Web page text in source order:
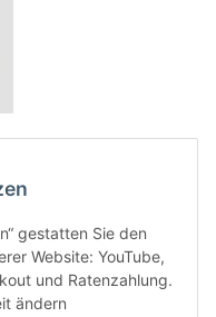
gestatten Sie den
Website: YouTube,
und Ratenzahlung.
ändern